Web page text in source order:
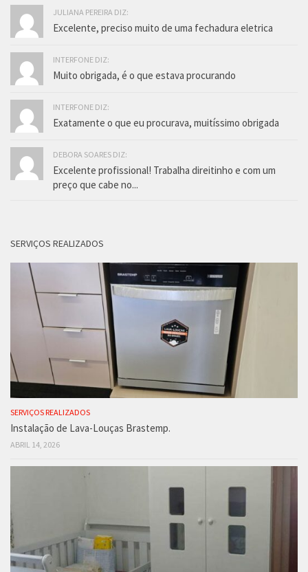
JULIANA PEREIRA DIZ:
Excelente, preciso muito de uma fechadura eletrica
INTERFONE DIZ:
Muito obrigada, é o que estava procurando
INTERFONE DIZ:
Exatamente o que eu procurava, muitíssimo obrigada
DEBORA SOARES DIZ:
Excelente profissional! Trabalha direitinho e com um
preço que cabe no...
SERVIÇOS REALIZADOS
SERVIÇOS REALIZADOS
Instalação de Lava-Louças Brastemp.
ABRIL 14, 2026